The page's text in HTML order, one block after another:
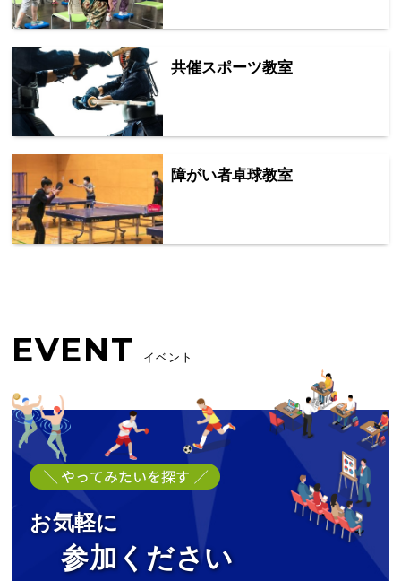
共催スポーツ教室
障がい者卓球教室
EVENT イベント
お気軽に
参加ください